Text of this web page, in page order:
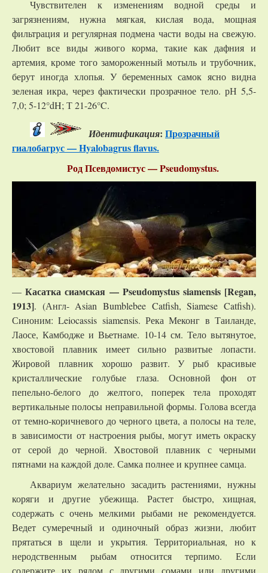
Чувствителен к изменениям водной среды и
загрязнениям, нужна мягкая, кислая вода, мощная
фильтрация и регулярная подмена части воды на свежую.
Любит все виды живого корма, такие как дафния и
артемия, кроме того замороженный мотыль и трубочник,
берут иногда хлопья. У беременных самок ясно видна
зеленая икра, через фактически прозрачное тело. рН 5,5-
7,0; 5-12°dH; Т 21-26°C.
Идентификация: Прозрачный
гиалобагрус — Hyalobagrus flavus.
Род Псевдомистус — Pseudomystus.
—Касатка сиамская — Pseudomystus siamensis[Regan,
1913]. (Англ- Asian Bumblebee Catfish, Siamese Catfish).
Синоним: Leiocassis siamensis. Река Меконг в Таиланде,
Лаосе, Камбодже и Вьетнаме. 10-14 см. Тело вытянутое,
хвостовой плавник имеет сильно развитые лопасти.
Жировой плавник хорошо развит. У рыб красивые
кристаллические голубые глаза. Основной фон от
пепельно-белого до желтого, поперек тела проходят
вертикальные полосы неправильной формы. Голова всегда
от темно-коричневого до черного цвета, а полосы на теле,
в зависимости от настроения рыбы, могут иметь окраску
от серой до черной. Хвостовой плавник с черными
пятнами на каждой доле. Самка полнее и крупнее самца.
Аквариум желательно засадить растениями, нужны
коряги и другие убежища. Растет быстро, хищная,
содержать с очень мелкими рыбами не рекомендуется.
Ведет сумеречный и одиночный образ жизни, любит
прятаться в щели и укрытия. Территориальная, но к
неродственным рыбам относится терпимо. Если
содержите их рядом с другими сомами или другими